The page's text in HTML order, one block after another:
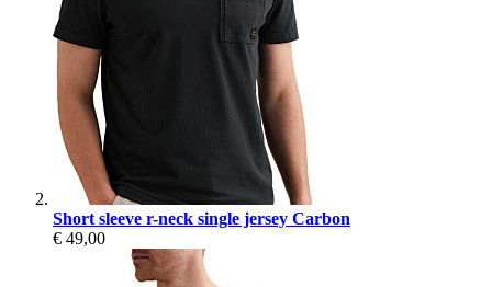
Short sleeve r-neck single jersey Carbon
€ 49,00